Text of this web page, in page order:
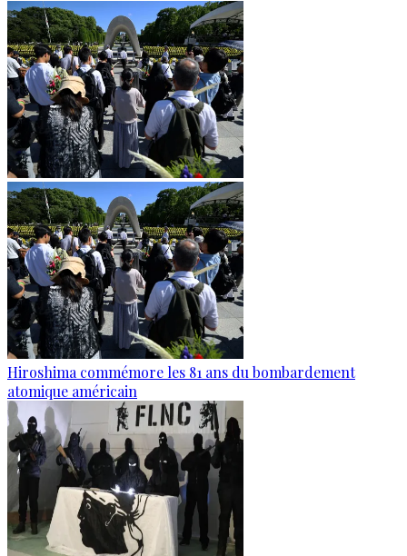
Hiroshima commémore les 81 ans du bombardement
atomique américain